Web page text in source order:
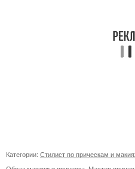
Категории: Стилист по прическам и